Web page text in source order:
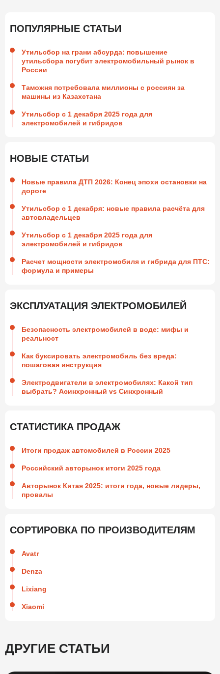
ПОПУЛЯРНЫЕ СТАТЬИ
Утильсбор на грани абсурда: повышение
утильсбора погубит электромобильный рынок в
России
Таможня потребовала миллионы с россиян за
машины из Казахстана
Утильсбор с 1 декабря 2025 года для
электромобилей и гибридов
НОВЫЕ СТАТЬИ
Новые правила ДТП 2026: Конец эпохи остановки на
дороге
Утильсбор с 1 декабря: новые правила расчёта для
автовладельцев
Утильсбор с 1 декабря 2025 года для
электромобилей и гибридов
Расчет мощности электромобиля и гибрида для ПТС:
формула и примеры
ЭКСПЛУАТАЦИЯ ЭЛЕКТРОМОБИЛЕЙ
Безопасность электромобилей в воде: мифы и
реальност
Как буксировать электромобиль без вреда:
пошаговая инструкция
Электродвигатели в электромобилях: Какой тип
выбрать? Асинхронный vs Синхронный
СТАТИСТИКА ПРОДАЖ
Итоги продаж автомобилей в России 2025
Российский авторынок итоги 2025 года
Авторынок Китая 2025: итоги года, новые лидеры,
провалы
СОРТИРОВКА ПО ПРОИЗВОДИТЕЛЯМ
Avatr
Denza
Lixiang
Xiaomi
ДРУГИЕ СТАТЬИ